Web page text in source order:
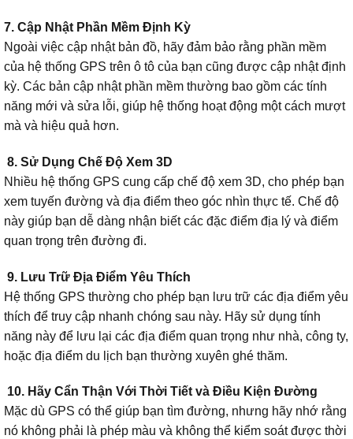
7. Cập Nhật Phần Mềm Định Kỳ
Ngoài việc cập nhật bản đồ, hãy đảm bảo rằng phần mềm
của hệ thống GPS trên ô tô của bạn cũng được cập nhật định
kỳ. Các bản cập nhật phần mềm thường bao gồm các tính
năng mới và sửa lỗi, giúp hệ thống hoạt động một cách mượt
mà và hiệu quả hơn.
8. Sử Dụng Chế Độ Xem 3D
Nhiều hệ thống GPS cung cấp chế độ xem 3D, cho phép bạn
xem tuyến đường và địa điểm theo góc nhìn thực tế. Chế độ
này giúp bạn dễ dàng nhận biết các đặc điểm địa lý và điểm
quan trọng trên đường đi.
9. Lưu Trữ Địa Điểm Yêu Thích
Hệ thống GPS thường cho phép bạn lưu trữ các địa điểm yêu
thích để truy cập nhanh chóng sau này. Hãy sử dụng tính
năng này để lưu lại các địa điểm quan trọng như nhà, công ty,
hoặc địa điểm du lịch bạn thường xuyên ghé thăm.
10. Hãy Cẩn Thận Với Thời Tiết và Điều Kiện Đường
Mặc dù GPS có thể giúp bạn tìm đường, nhưng hãy nhớ rằng
nó không phải là phép màu và không thể kiểm soát được thời